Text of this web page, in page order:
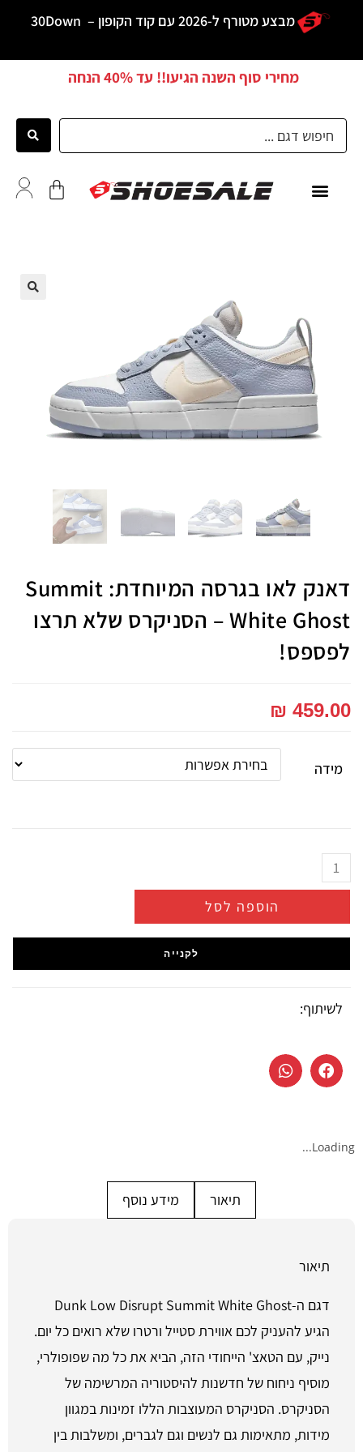
מבצע מטורף ל-2026 עם קוד הקופון – 30Down
מחירי סוף השנה הגיעו!! עד40% הנחה
דאנק לאו בגרסה המיוחדת: Summit
White Ghost – הסניקרס שלא תרצו
לפספס!
₪ 459.00
מידה
הוספה לסל
לקנייה
לשיתוף:
Loading...
תיאור מידע נוסף
תיאור
דגם ה-Dunk Low Disrupt Summit White Ghost
הגיע להעניק לכם אווירת סטייל ורטרו שלא רואים כל יום.
נייק, עם הטאצ' הייחודי הזה, הביא את כל מה שפופולרי,
מוסיף ניחוח של חדשנות להיסטוריה המרשימה של
הסניקרס. הסניקרס המעוצבות הללו זמינות במגוון
מידות, מתאימות גם לנשים וגם לגברים, ומשלבות בין